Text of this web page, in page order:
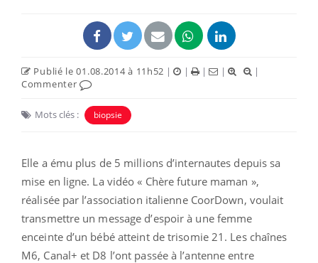
Publié le 01.08.2014 à 11h52 | | | |
|
Commenter
Mots clés : biopsie
Elle a ému plus de 5 millions d’internautes depuis sa
mise en ligne. La vidéo « Chère future maman »,
réalisée par l’association italienne CoorDown, voulait
transmettre un message d’espoir à une femme
enceinte d’un bébé atteint de trisomie 21. Les chaînes
M6, Canal+ et D8 l’ont passée à l’antenne entre